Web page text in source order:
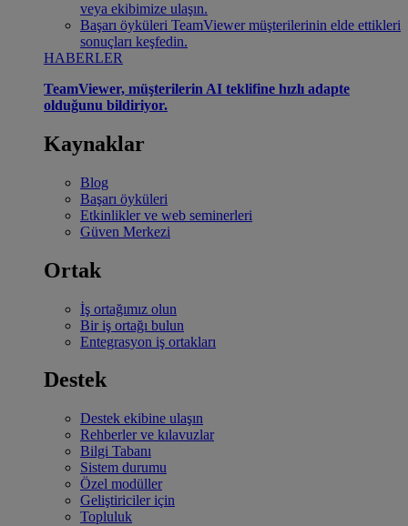
veya ekibimize ulaşın.
Başarı öyküleri TeamViewer müşterilerinin elde ettikleri
sonuçları keşfedin.
HABERLER
TeamViewer, müşterilerin AI teklifine hızlı adapte
olduğunu bildiriyor.
Kaynaklar
Blog
Başarı öyküleri
Etkinlikler ve web seminerleri
Güven Merkezi
Ortak
İş ortağımız olun
Bir iş ortağı bulun
Entegrasyon iş ortakları
Destek
Destek ekibine ulaşın
Rehberler ve kılavuzlar
Bilgi Tabanı
Sistem durumu
Özel modüller
Geliştiriciler için
Topluluk